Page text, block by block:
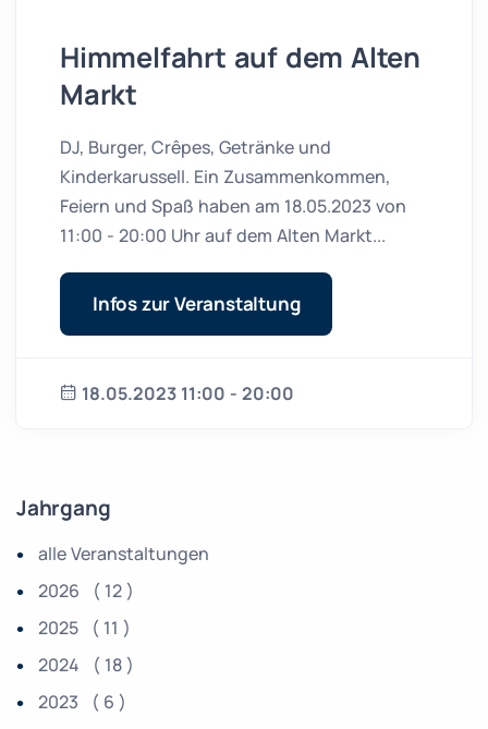
Himmelfahrt auf dem Alten
Markt
DJ, Burger, Crêpes, Getränke und
Kinderkarussell. Ein Zusammenkommen,
Feiern und Spaß haben am 18.05.2023 von
11:00 - 20:00 Uhr auf dem Alten Markt...
Infos zur Veranstaltung
18.05.2023 11:00 - 20:00
Jahrgang
alle Veranstaltungen
2026 ( 12 )
2025 ( 11 )
2024 ( 18 )
2023 ( 6 )